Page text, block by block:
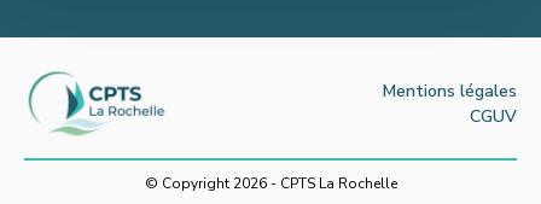
Mentions légales
CGUV
© Copyright 2026 - CPTS La Rochelle